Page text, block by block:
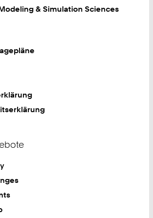
& Simulation Sciences